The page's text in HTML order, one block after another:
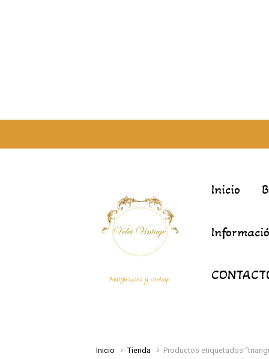
Antigüedades y Vintage
Inicio
Inicio Tienda Productos etiquetados